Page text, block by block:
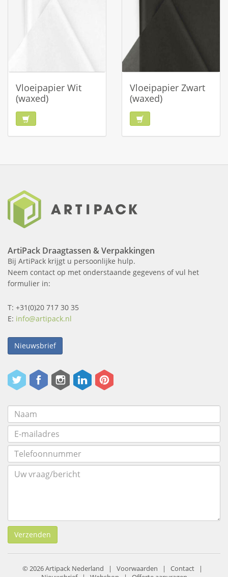
Vloeipapier Wit
(waxed)
Vloeipapier Zwart
(waxed)
ArtiPack Draagtassen & Verpakkingen
Bij ArtiPack krijgt u persoonlijke hulp.
Neem contact op met onderstaande gegevens of vul het
formulier in:
T: +31(0)20 717 30 35
E: info@artipack.nl
Nieuwsbrief
Verzenden
© 2026 Artipack Nederland | Voorwaarden | Contact |